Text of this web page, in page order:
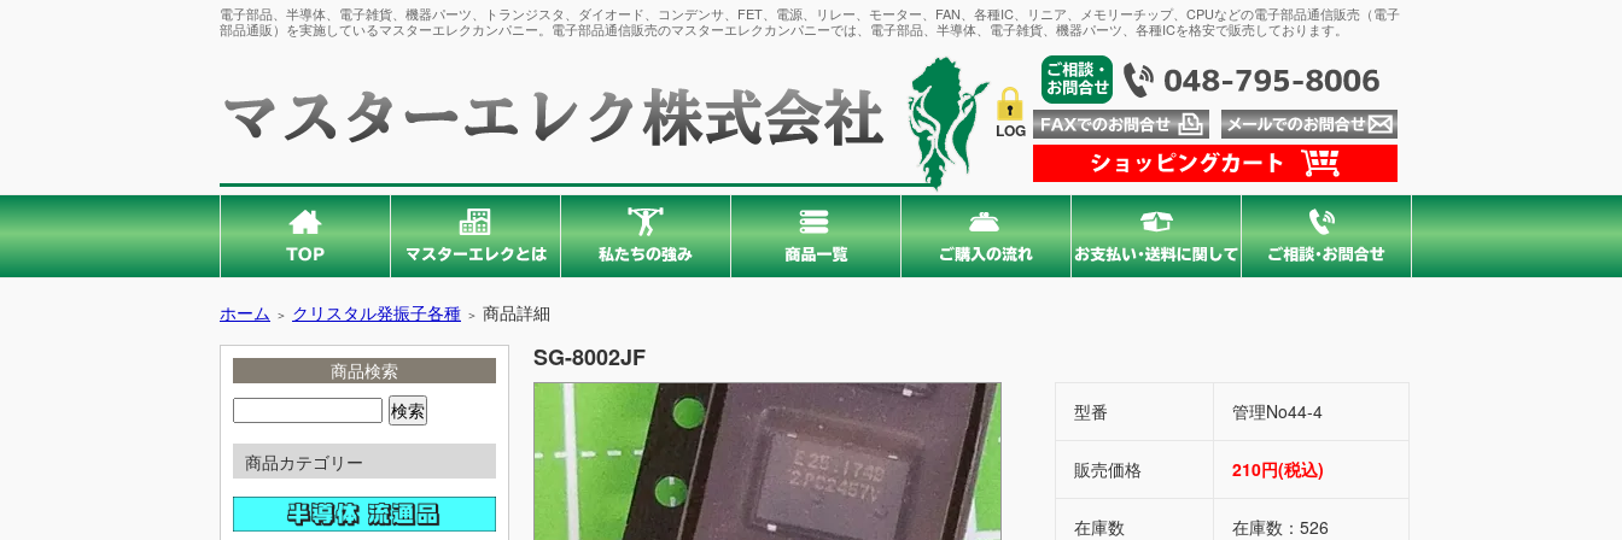
電子部品、半導体、電子雑貨、機器パーツ、トランジスタ、ダイオード、コンデンサ、FET、電源、リレー、モーター、FAN、各種IC、リニア、メモリーチップ、CPUなどの電子部品通信販売（電子
部品通販）を実施しているマスターエレクカンパニー。電子部品通信販売のマスターエレクカンパニーでは、電子部品、半導体、電子雑貨、機器パーツ、各種ICを格安で販売しております。
LOG
ホーム ＞ クリスタル発振子各種 ＞ 商品詳細
商品検索
商品カテゴリー
SG-8002JF
型番 管理No44-4
販売価格 210円(税込)
在庫数 在庫数：526